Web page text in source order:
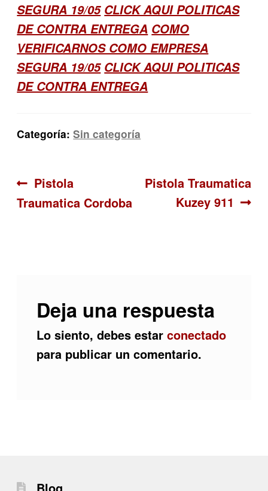
SEGURA 19/05 CLICK AQUI POLITICAS
DE CONTRA ENTREGA COMO
VERIFICARNOS COMO EMPRESA
SEGURA 19/05 CLICK AQUI POLITICAS
DE CONTRA ENTREGA
Categoría:Sin categoría
Navegación
de
Anterior:
Pistola
Traumatica Cordoba
Siguiente:
Pistola Traumatica
Kuzey 911
Deja una respuesta
Lo siento, debes estar conectado
para publicar un comentario.